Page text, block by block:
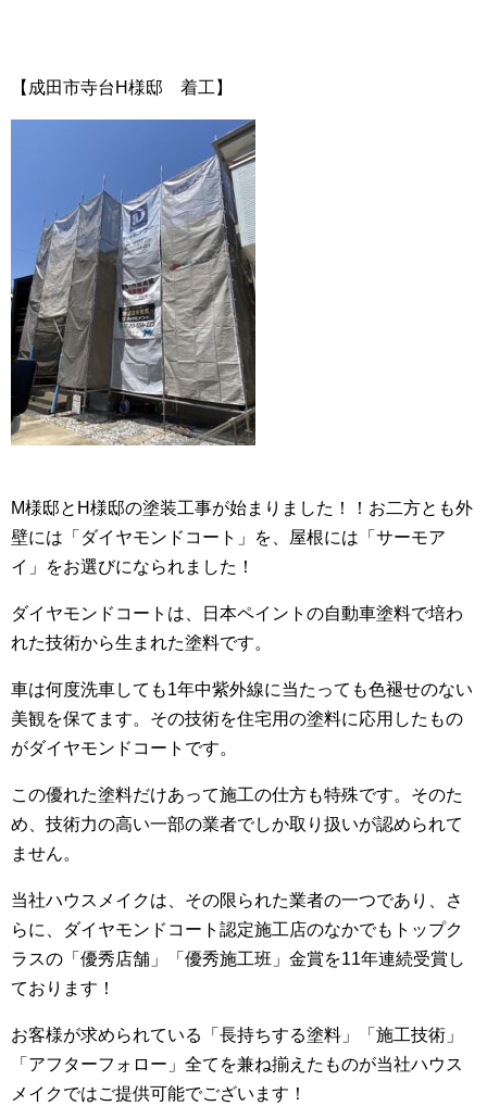
【成田市寺台H様邸 着工】
M様邸とH様邸の塗装工事が始まりました！！お二方とも外
壁には「ダイヤモンドコート」を、屋根には「サーモア
イ」をお選びになられました！
ダイヤモンドコートは、日本ペイントの自動車塗料で培わ
れた技術から生まれた塗料です。
車は何度洗車しても1年中紫外線に当たっても色褪せのない
美観を保てます。その技術を住宅用の塗料に応用したもの
がダイヤモンドコートです。
この優れた塗料だけあって施工の仕方も特殊です。そのた
め、技術力の高い一部の業者でしか取り扱いが認められて
ません。
当社ハウスメイクは、その限られた業者の一つであり、さ
らに、ダイヤモンドコート認定施工店のなかでもトップク
ラスの「優秀店舗」「優秀施工班」金賞を11年連続受賞し
ております！
お客様が求められている「長持ちする塗料」「施工技術」
「アフターフォロー」全てを兼ね揃えたものが当社ハウス
メイクではご提供可能でございます！